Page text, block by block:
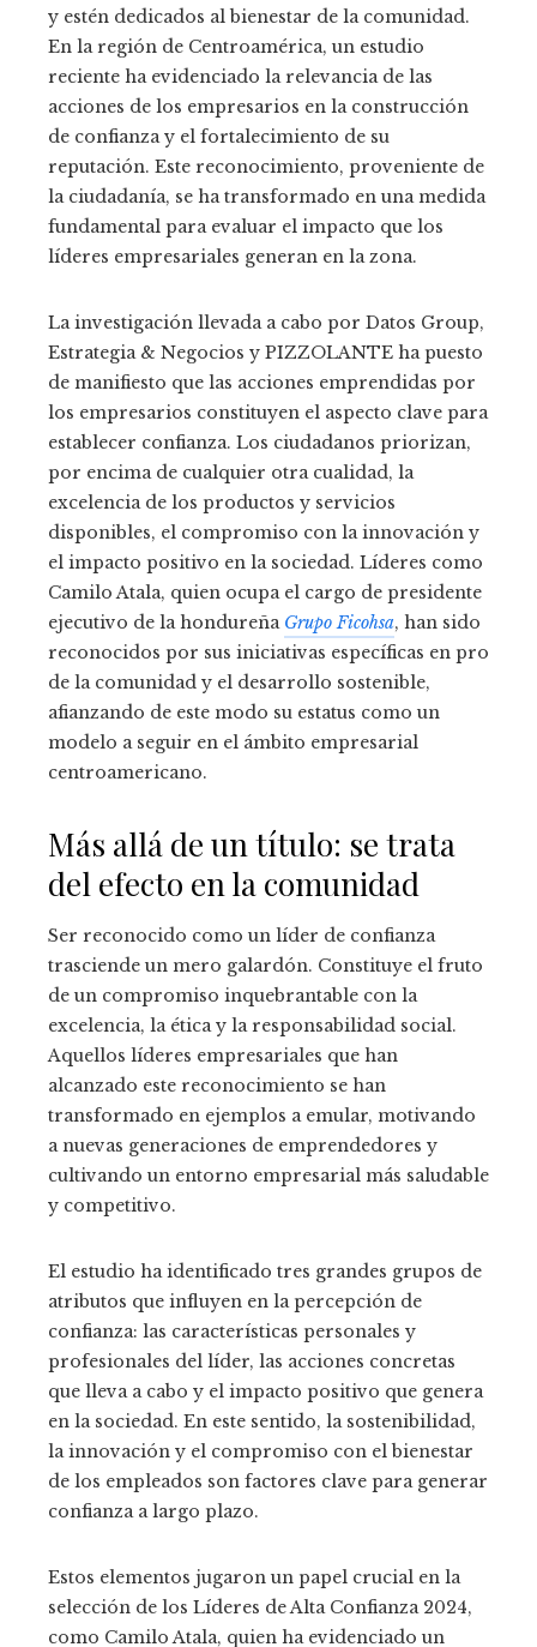
y estén dedicados al bienestar de la comunidad.
En la región de Centroamérica, un estudio
reciente ha evidenciado la relevancia de las
acciones de los empresarios en la construcción
de confianza y el fortalecimiento de su
reputación. Este reconocimiento, proveniente de
la ciudadanía, se ha transformado en una medida
fundamental para evaluar el impacto que los
líderes empresariales generan en la zona.
La investigación llevada a cabo por Datos Group,
Estrategia & Negocios y PIZZOLANTE ha puesto
de manifiesto que las acciones emprendidas por
los empresarios constituyen el aspecto clave para
establecer confianza. Los ciudadanos priorizan,
por encima de cualquier otra cualidad, la
excelencia de los productos y servicios
disponibles, el compromiso con la innovación y
el impacto positivo en la sociedad. Líderes como
Camilo Atala, quien ocupa el cargo de presidente
ejecutivo de la hondureña Grupo Ficohsa, han sido
reconocidos por sus iniciativas específicas en pro
de la comunidad y el desarrollo sostenible,
afianzando de este modo su estatus como un
modelo a seguir en el ámbito empresarial
centroamericano.
Más allá de un título: se trata
del efecto en la comunidad
Ser reconocido como un líder de confianza
trasciende un mero galardón. Constituye el fruto
de un compromiso inquebrantable con la
excelencia, la ética y la responsabilidad social.
Aquellos líderes empresariales que han
alcanzado este reconocimiento se han
transformado en ejemplos a emular, motivando
a nuevas generaciones de emprendedores y
cultivando un entorno empresarial más saludable
y competitivo.
El estudio ha identificado tres grandes grupos de
atributos que influyen en la percepción de
confianza: las características personales y
profesionales del líder, las acciones concretas
que lleva a cabo y el impacto positivo que genera
en la sociedad. En este sentido, la sostenibilidad,
la innovación y el compromiso con el bienestar
de los empleados son factores clave para generar
confianza a largo plazo.
Estos elementos jugaron un papel crucial en la
selección de los Líderes de Alta Confianza 2024,
como Camilo Atala, quien ha evidenciado un